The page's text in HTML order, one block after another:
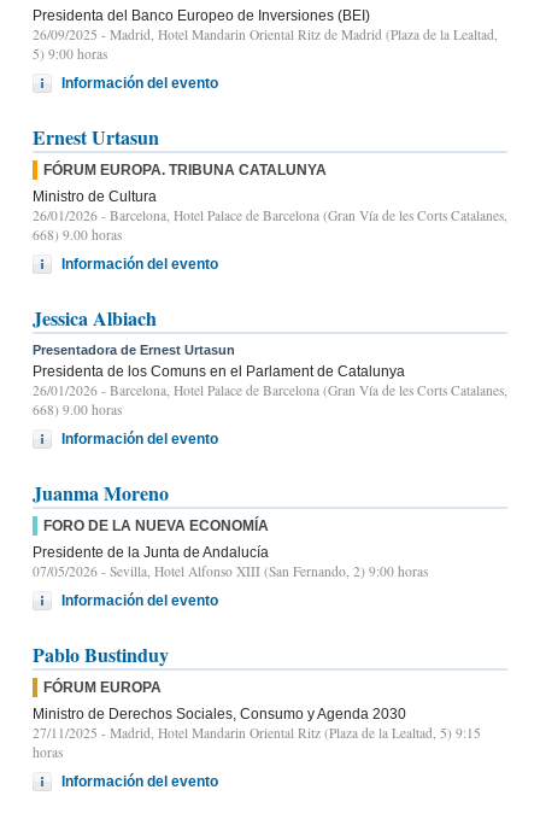
Presidenta del Banco Europeo de Inversiones (BEI)
26/09/2025 - Madrid, Hotel Mandarin Oriental Ritz de Madrid (Plaza de la Lealtad,
5) 9:00 horas
Información del evento
Ernest Urtasun
FÓRUM EUROPA. TRIBUNA CATALUNYA
Ministro de Cultura
26/01/2026 - Barcelona, Hotel Palace de Barcelona (Gran Vía de les Corts Catalanes,
668) 9.00 horas
Información del evento
Jessica Albiach
Presentadora de Ernest Urtasun
Presidenta de los Comuns en el Parlament de Catalunya
26/01/2026 - Barcelona, Hotel Palace de Barcelona (Gran Vía de les Corts Catalanes,
668) 9.00 horas
Información del evento
Juanma Moreno
FORO DE LA NUEVA ECONOMÍA
Presidente de la Junta de Andalucía
07/05/2026 - Sevilla, Hotel Alfonso XIII (San Fernando, 2) 9:00 horas
Información del evento
Pablo Bustinduy
FÓRUM EUROPA
Ministro de Derechos Sociales, Consumo y Agenda 2030
27/11/2025 - Madrid, Hotel Mandarin Oriental Ritz (Plaza de la Lealtad, 5) 9:15
horas
Información del evento